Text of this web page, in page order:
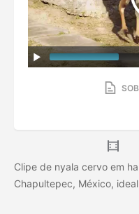
Clipe de nyala cervo em
Chapultepec, México,